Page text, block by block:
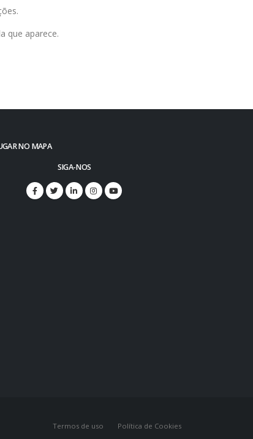
que aparece.
NO MAPA
SIGA-NOS
Termos de uso Política de Cookies